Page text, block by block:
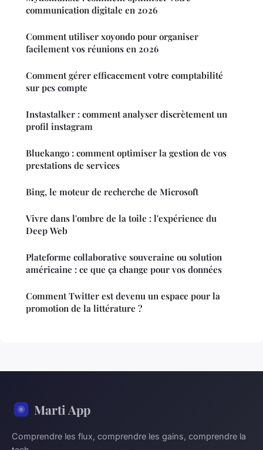
communication digitale en 2026
Comment utiliser xoyondo pour organiser
facilement vos réunions en 2026
Comment gérer efficacement votre comptabilité
sur pcs compte
Instastalker : comment analyser discrètement un
profil instagram
Bluekango : comment optimiser la gestion de vos
prestations de services
Bing, le moteur de recherche de Microsoft
Vivre dans l'ombre de la toile : l'expérience du
Deep Web
Plateforme collaborative souveraine ou solution
américaine : ce que ça change pour vos données
Comment Twitter est devenu un espace pour la
promotion de la littérature ?
Marti App
Comprendre les flux, comprendre les gains, comprendre la